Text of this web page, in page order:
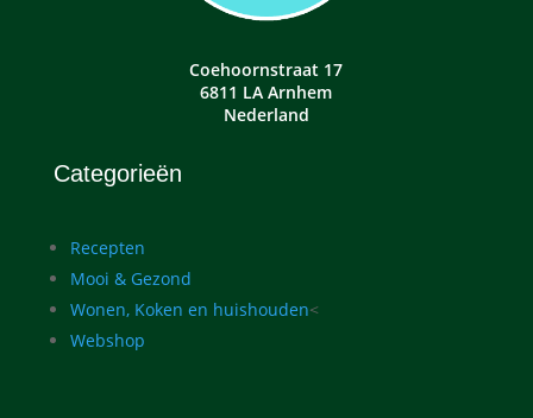
Coehoornstraat 17
6811 LA Arnhem
Nederland
Categorieën
Recepten
Mooi & Gezond
Wonen, Koken en huishouden<
Webshop